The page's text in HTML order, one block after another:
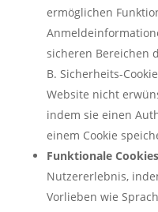
ermöglichen
sicheren Bereichen
B. Sicherheits-
Website nicht
indem sie einen
einem Cookie
Funktionale Cookies
Nutzererlebnis,
Vorlieben wie